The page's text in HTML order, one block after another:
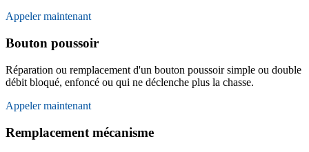
Appeler maintenant
Bouton poussoir
Réparation ou remplacement d'un bouton poussoir simple ou double
débit bloqué, enfoncé ou qui ne déclenche plus la chasse.
Appeler maintenant
Remplacement mécanisme